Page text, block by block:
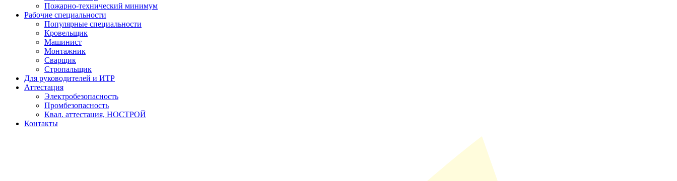
Пожарно-технический минимум
Рабочие специальности
Популярные специальности
Кровельщик
Машинист
Монтажник
Сварщик
Стропальщик
Для руководителей и ИТР
Аттестация
Электробезопасность
Промбезопасность
Квал. аттестация, НОСТРОЙ
Контакты